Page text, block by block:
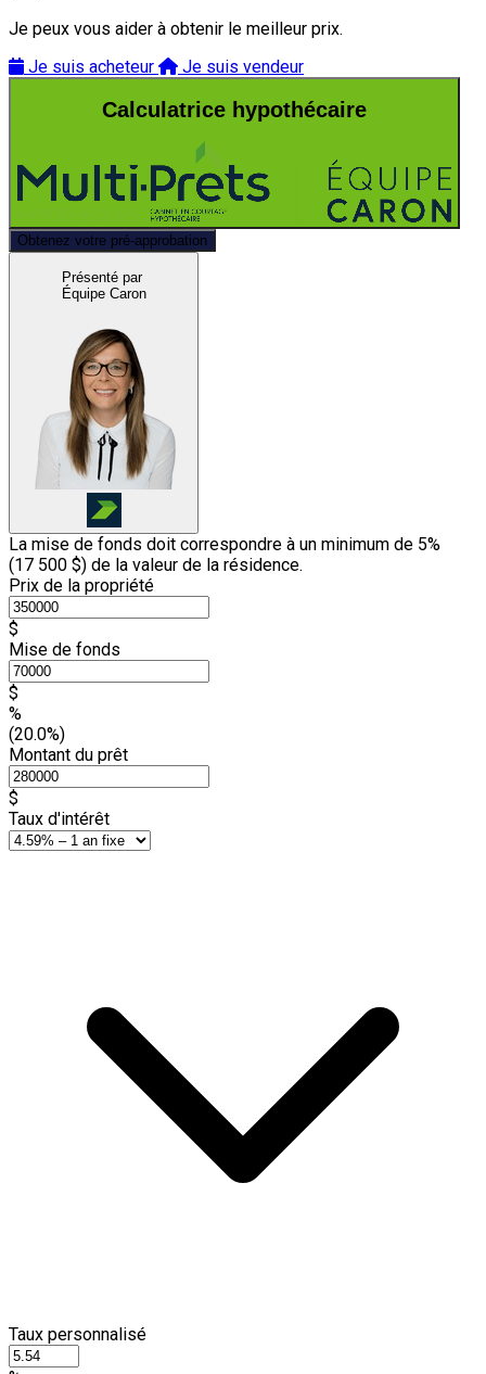
Je peux vous aider à obtenir le meilleur prix.
Je suis acheteur
Je suis vendeur
Calculatrice hypothécaire
Obtenez votre pré-approbation
Présenté par
Équipe Caron
La mise de fonds doit correspondre à un minimum de 5%
(17 500 $) de la valeur de la résidence.
Prix de la propriété
$
Mise de fonds
$
%
(20.0%)
Montant du prêt
$
Taux d'intérêt
Taux personnalisé